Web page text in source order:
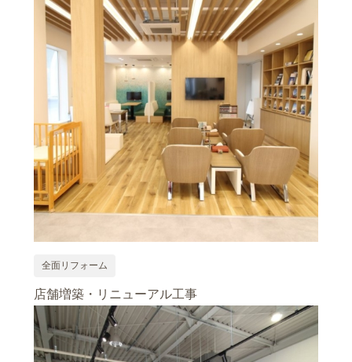
全面リフォーム
店舗増築・リニューアル工事